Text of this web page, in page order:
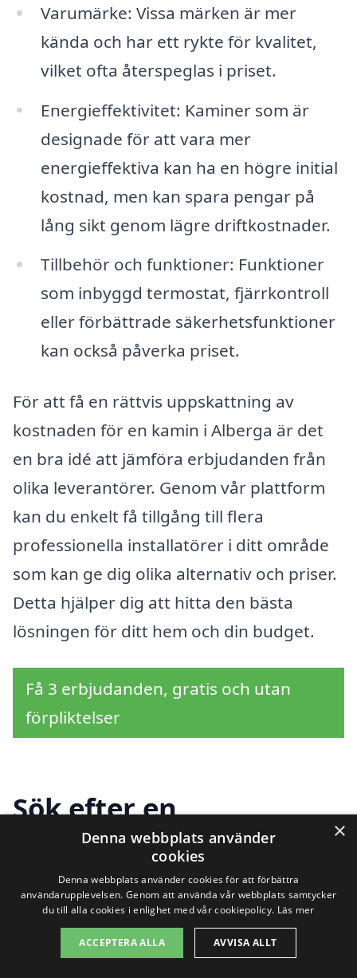
Varumärke: Vissa märken är mer
kända och har ett rykte för kvalitet,
vilket ofta återspeglas i priset.
Energieffektivitet: Kaminer som är
designade för att vara mer
energieffektiva kan ha en högre initial
kostnad, men kan spara pengar på
lång sikt genom lägre driftkostnader.
Tillbehör och funktioner: Funktioner
som inbyggd termostat, fjärrkontroll
eller förbättrade säkerhetsfunktioner
kan också påverka priset.
För att få en rättvis uppskattning av
kostnaden för en kamin i Alberga är det
en bra idé att jämföra erbjudanden från
olika leverantörer. Genom vår plattform
kan du enkelt få tillgång till flera
professionella installatörer i ditt område
som kan ge dig olika alternativ och priser.
Detta hjälper dig att hitta den bästa
lösningen för ditt hem och din budget.
Få 3 erbjudanden, gratis och utan
förpliktelser
Sök efter en
professionell för kamin
i andra städer nära
Alberga
×
Denna webbplats använder
cookies
Denna webbplats använder cookies för att förbättra
användarupplevelsen. Genom att använda vår webbplats samtycker
du till alla cookies i enlighet med vår cookiepolicy. Läs mer
ACCEPTERA ALLA AVVISA ALLT